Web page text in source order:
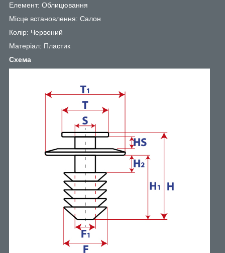
Елемент: Облицювання
Місце встановлення: Салон
Колір: Червоний
Матеріал: Пластик
Схема